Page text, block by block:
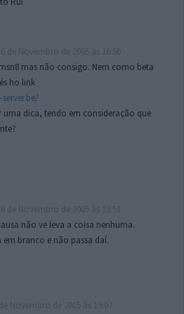
mas não consigo. Nem como beta
ho link
uma dica, tendo em consideração que
não ve leva a coisa nenhuma.
branco e não passa daí.